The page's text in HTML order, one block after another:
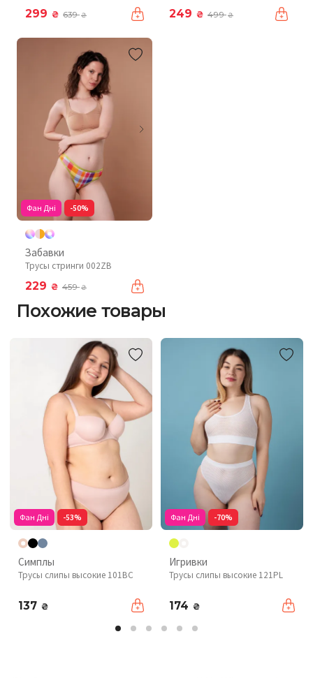
299 ₴ 639₴ 249 ₴ 499₴
Фан Дні -50%
Забавки
Трусы стринги 002ZB
229 ₴ 459₴
Похожие товары
Фан Дні -53%
Симплы
Трусы слипы высокие 101BC
137 ₴
Фан Дні -70%
Игривки
Трусы слипы высокие 121PL
174 ₴